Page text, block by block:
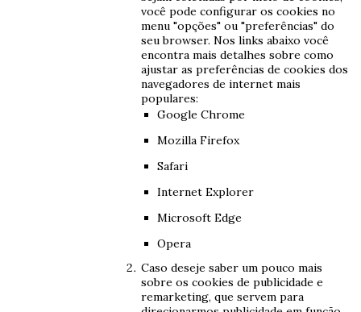
você pode configurar os cookies no
menu "opções" ou "preferências" do
seu browser. Nos links abaixo você
encontra mais detalhes sobre como
ajustar as preferências de cookies dos
navegadores de internet mais
populares:
Google Chrome
Mozilla Firefox
Safari
Internet Explorer
Microsoft Edge
Opera
Caso deseje saber um pouco mais
sobre os cookies de publicidade e
remarketing, que servem para